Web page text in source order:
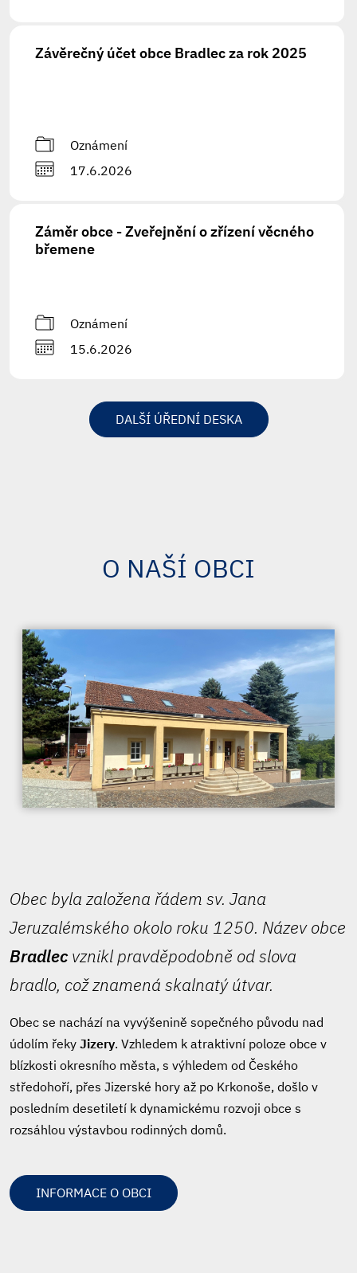
Závěrečný účet obce Bradlec za rok 2025
Oznámení
17.6.2026
Záměr obce - Zveřejnění o zřízení věcného
břemene
Oznámení
15.6.2026
DALŠÍ ÚŘEDNÍ DESKA
O NAŠÍ OBCI
Obec byla založena řádem sv. Jana
Jeruzalémského okolo roku 1250. Název obce
Bradlecvznikl pravděpodobně od slova
bradlo, což znamená skalnatý útvar.
Obec se nachází na vyvýšenině sopečného původu nad
údolím řeky Jizery. Vzhledem k atraktivní poloze obce v
blízkosti okresního města, s výhledem od Českého
středohoří, přes Jizerské hory až po Krkonoše, došlo v
posledním desetiletí k dynamickému rozvoji obce s
rozsáhlou výstavbou rodinných domů.
INFORMACE O OBCI